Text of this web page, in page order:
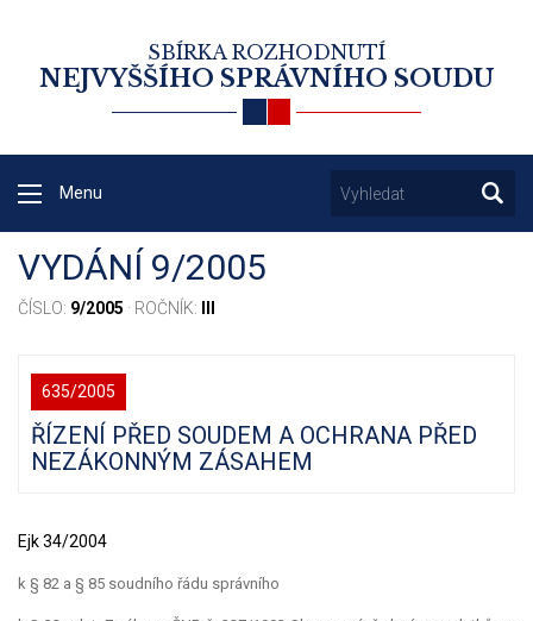
SBÍRKA ROZHODNUTÍ
NEJVYŠŠÍHO SPRÁVNÍHO SOUDU
Menu
VYDÁNÍ 9/2005
ČÍSLO: 9/2005 · ROČNÍK:
635/2005
ŘÍZENÍ PŘED SOUDEM A OCHRANA PŘED
NEZÁKONNÝM ZÁSAHEM
Ejk 34/2004
k § 82 a § 85 soudního řádu správního